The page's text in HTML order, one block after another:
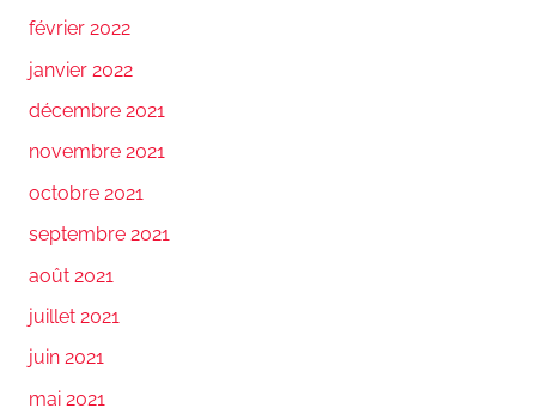
février 2022
janvier 2022
décembre 2021
novembre 2021
octobre 2021
septembre 2021
août 2021
juillet 2021
juin 2021
mai 2021